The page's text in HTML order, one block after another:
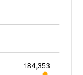
184,353